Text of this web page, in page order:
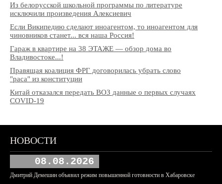
Из белорусской школьной программы по литературе
исключили произведения Алексиевич
Если Википедию сделают иноагентом, то иноагентом для
чиновников станет... вся наша Россия!
Гараж в квартире на 38 ЭТАЖЕ — обзор дома во
Владивостоке...!
Правящая коалиция ФРГ договорилась убрать слово
"раса" из конституции
Китай отказался передать ВОЗ данные о первых случаях
COVID-19
НОВОСТИ
08.08.2026
Дмитрий Демешин объявил режим повышенной готовности в Хабаровске